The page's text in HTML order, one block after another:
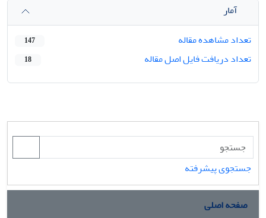
آمار
تعداد مشاهده مقاله
147
تعداد دریافت فایل اصل مقاله 18
جستجوی پیشرفته
صفحه اصلی